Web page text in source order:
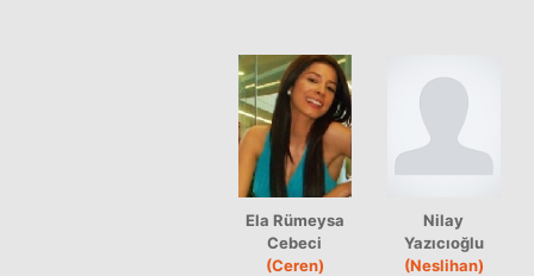
Ela Rümeysa
Cebeci
(Ceren)
Nilay
Yazıcıoğlu
(Neslihan)